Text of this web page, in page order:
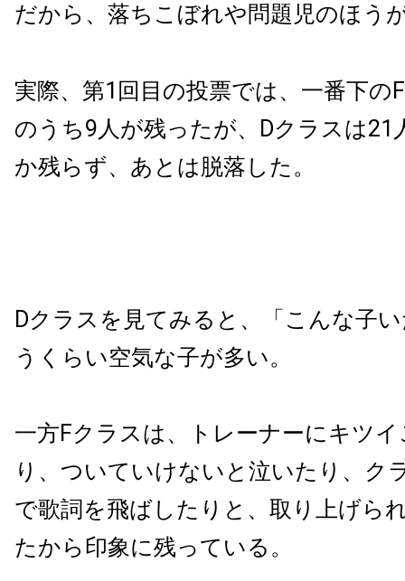
だから、落ちこぼれや問題児のほう
実際、第1回目の投票では、一番下の
のうち9人が残ったが、Dクラスは21
か残らず、あとは脱落した。
Dクラスを見てみると、「こんな子
うくらい空気な子が多い。
一方Fクラスは、トレーナーにキツ
り、ついていけないと泣いたり、ク
で歌詞を飛ばしたりと、取り上げら
たから印象に残っている。